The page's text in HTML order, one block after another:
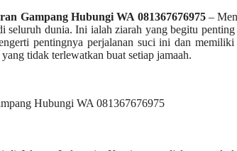
Gampang Hubungi WA 081367676975–
seluruh dunia. Ini ialah ziarah yang begitu
pentingnya perjalanan suci ini dan
tidak terlewatkan buat setiap jamaah.